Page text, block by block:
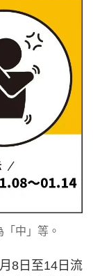
中」等。
8日至14日流